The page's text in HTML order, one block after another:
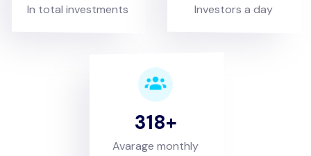
In total investments Investors a day
318
Avarage monthly